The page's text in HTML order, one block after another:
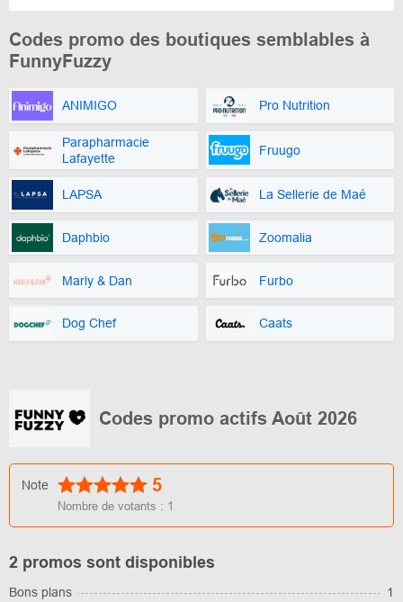
Codes promo des boutiques semblables à
FunnyFuzzy
ANIMIGO Pro Nutrition
Parapharmacie
Lafayette
Fruugo
LAPSA La Sellerie de Maé
Daphbio Zoomalia
Marly & Dan Furbo
Dog Chef Caats
Codes promo actifs Août 2026
Note 5
Nombre de votants : 1
2 promos sont disponibles
Bons plans
1